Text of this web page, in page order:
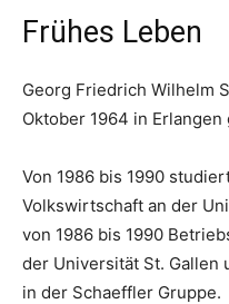
Frühes Leben
Georg Friedrich Wilhelm
Oktober 1964 in Erlangen
Von 1986 bis 1990
Volkswirtschaft an der
von 1986 bis 1990
der Universität St. Gallen
in der Schaeffler Gruppe.